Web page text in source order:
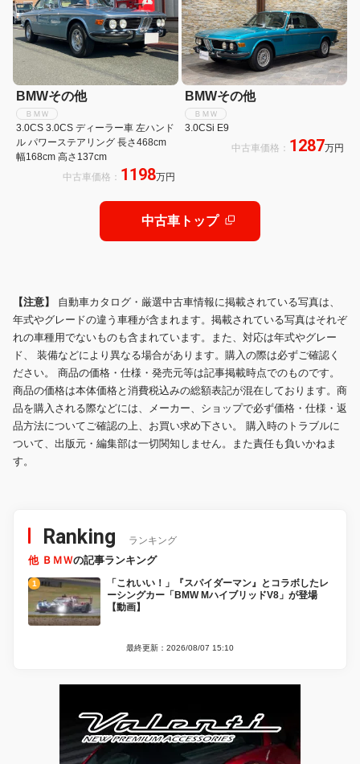
BMWその他
ＢＭＷ
3.0CS 3.0CS ディーラー車 左ハンド
ル パワーステアリング 長さ468cm
幅168cm 高さ137cm
中古車価格： 1198万円
BMWその他
ＢＭＷ
3.0CSi E9
中古車価格： 1287万円
中古車トップ
【注意】 自動車カタログ・厳選中古車情報に掲載されている写真は、
年式やグレードの違う車種が含まれます。掲載されている写真はそれぞ
れの車種用でないものも含まれています。また、対応は年式やグレー
ド、 装備などにより異なる場合があります。購入の際は必ずご確認く
ださい。 商品の価格・仕様・発売元等は記事掲載時点でのものです。
商品の価格は本体価格と消費税込みの総額表記が混在しております。商
品を購入される際などには、メーカー、ショップで必ず価格・仕様・返
品方法についてご確認の上、お買い求め下さい。 購入時のトラブルに
ついて、出版元・編集部は一切関知しません。また責任も負いかねま
す。
Ranking ランキング
他 ＢＭＷの記事ランキング
「これいい！」『スパイダーマン』とコラボしたレ
ーシングカー「BMW MハイブリッドV8」が登場
【動画】
最終更新：2026/08/07 15:10